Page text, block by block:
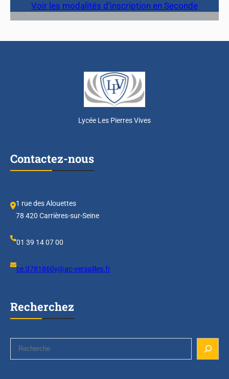
Voir les modalités d’inscription en Seconde
Lycée Les Pierres Vives
Contactez-nous
1 rue des Alouettes
78 420 Carrières-sur-Seine
01 39 14 07 00
ce.0781860y@ac-versailles.fr
Recherchez